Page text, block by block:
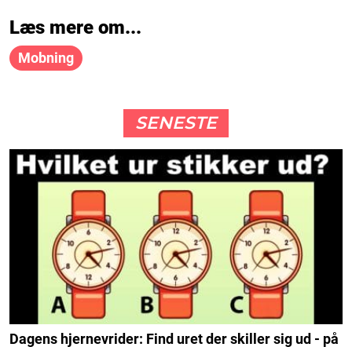
Læs mere om...
Mobning
SENESTE
Dagens hjernevrider: Find uret der skiller sig ud - på